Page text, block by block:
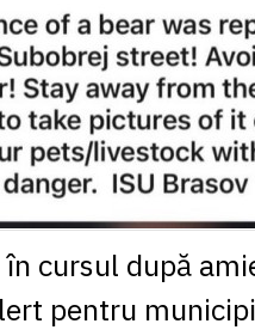
cursul după
pentru